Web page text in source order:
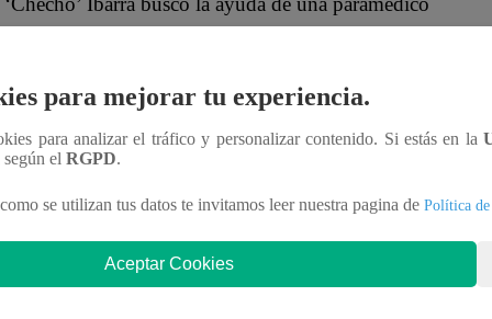
Gran Chef Famosos”.
la garganta. Voy a tomar agua, le aviso si se me
que le tiene fobia al rocoto por una mala
en la cuarta temporada de “El Gran Chef
‘Checho’ Ibarra se enfrentan en la cocina para
para mejorar tu experiencia.
para analizar el tráfico y personalizar contenido. Si estás en la
según el RGPD.
se utilizan tus datos te invitamos leer nuestra pagina de Política
Aceptar Cookies